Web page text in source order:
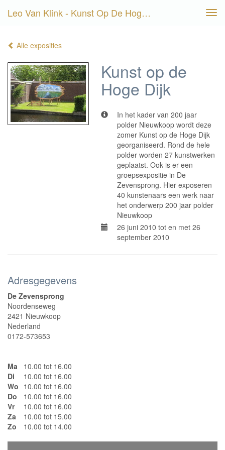
Leo Van Klink - Kunst Op De Hoge Dijk
Alle exposities
Kunst op de
Hoge Dijk
In het kader van 200 jaar
polder Nieuwkoop wordt deze
zomer Kunst op de Hoge Dijk
georganiseerd. Rond de hele
polder worden 27 kunstwerken
geplaatst. Ook is er een
groepsexpositie in De
Zevensprong. Hier exposeren
40 kunstenaars een werk naar
het onderwerp 200 jaar polder
Nieuwkoop
26 juni 2010 tot en met 26
september 2010
Adresgegevens
De Zevensprong
Noordenseweg
2421 Nieuwkoop
Nederland
0172-573653
Ma
10.00 tot 16.00
Di
10.00 tot 16.00
Wo 10.00 tot 16.00
Do
10.00 tot 16.00
Vr
10.00 tot 16.00
Za
10.00 tot 15.00
Zo
10.00 tot 14.00